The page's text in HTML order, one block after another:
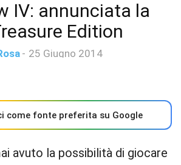
IV: annunciata la
Edition
- 25 Giugno 2014
come fonte preferita su Google
avuto la possibilità di giocare